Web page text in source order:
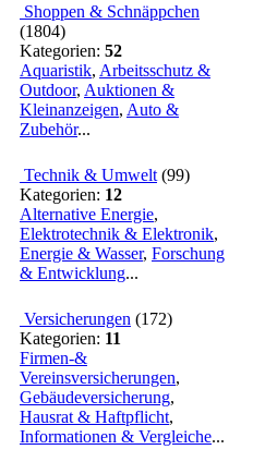
Shoppen & Schnäppchen
(1804)
Kategorien: 52
Aquaristik, Arbeitsschutz &
Outdoor, Auktionen &
Kleinanzeigen, Auto &
Zubehör...
Technik & Umwelt (99)
Kategorien: 12
Alternative Energie,
Elektrotechnik & Elektronik,
Energie & Wasser, Forschung
& Entwicklung...
Versicherungen (172)
Kategorien: 11
Firmen-&
Vereinsversicherungen,
Gebäudeversicherung,
Hausrat & Haftpflicht,
Informationen & Vergleiche...